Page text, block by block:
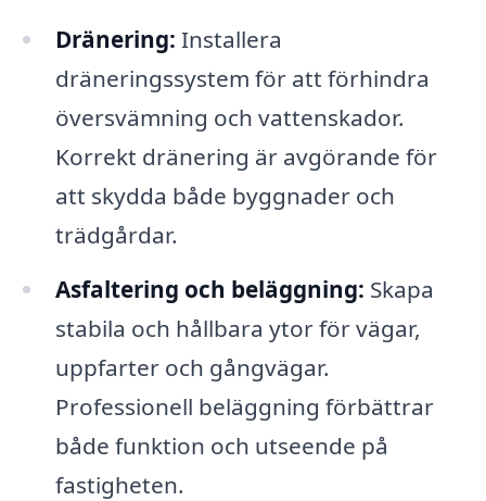
Dränering: Installera
dräneringssystem för att förhindra
översvämning och vattenskador.
Korrekt dränering är avgörande för
att skydda både byggnader och
trädgårdar.
Asfaltering och beläggning: Skapa
stabila och hållbara ytor för vägar,
uppfarter och gångvägar.
Professionell beläggning förbättrar
både funktion och utseende på
fastigheten.